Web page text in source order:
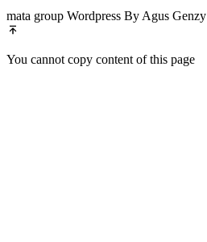
mata group Wordpress By Agus Genzy
You cannot copy content of this page